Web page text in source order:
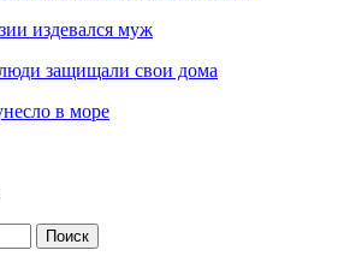
издевался муж
защищали свои дома
в море